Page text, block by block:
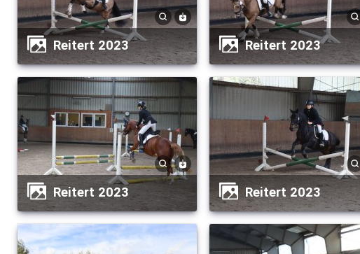
Reitert 2023 Reitert 2023
Reitert 2023 Reitert 2023